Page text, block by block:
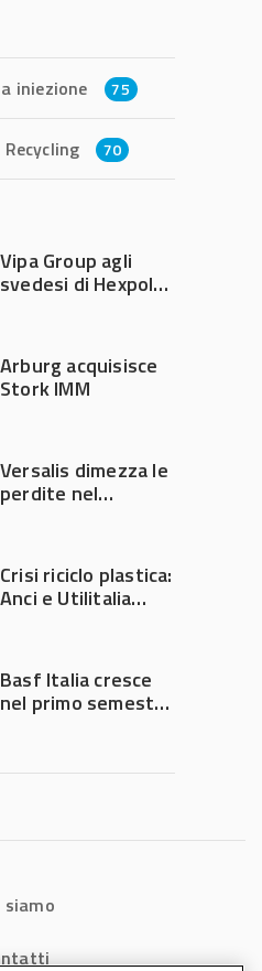
iniezione 75
70
Vipa Group agli
svedesi di Hexpol
Arburg acquisisce
Stork IMM
Versalis dimezza le
perdite nel
Crisi riciclo plastica:
Anci e Utilitalia
Governo
Basf Italia cresce
nel primo semestre
siamo